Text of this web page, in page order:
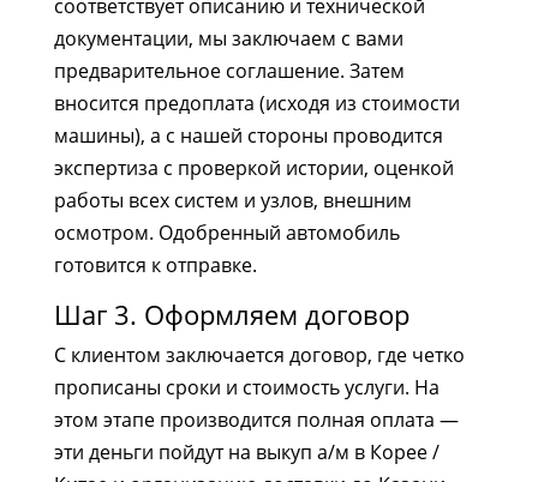
соответствует описанию и технической
документации, мы заключаем с вами
предварительное соглашение. Затем
вносится предоплата (исходя из стоимости
машины), а с нашей стороны проводится
экспертиза с проверкой истории, оценкой
работы всех систем и узлов, внешним
осмотром. Одобренный автомобиль
готовится к отправке.
Шаг 3. Оформляем договор
С клиентом заключается договор, где четко
прописаны сроки и стоимость услуги. На
этом этапе производится полная оплата —
эти деньги пойдут на выкуп а/м в Корее /